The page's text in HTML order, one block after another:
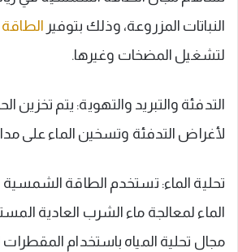
النباتات المزروعة، وذلك بتوفير الطاقة
لتشغيل المضخات وغيرها.
التدفئة والتبريد والتهوية: يتم تخزين
لأغراض التدفئة وتسخين الماء على
تحلية الماء: تستخدم الطاقة
الماء لمعالجة ماء الشرب العادية
مجال تحلية المياه باستخدام